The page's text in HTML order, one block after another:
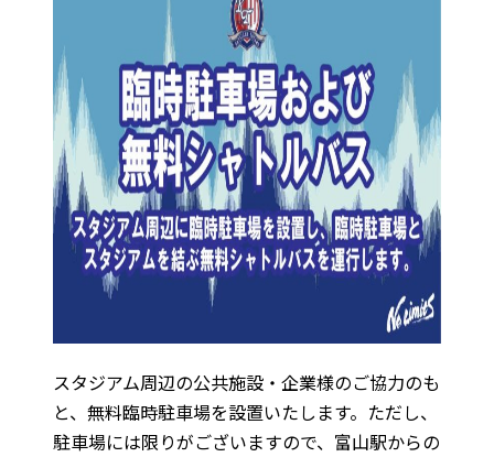
スタジアム周辺の公共施設・企業様のご協力のも
と、無料臨時駐車場を設置いたします。ただし、
駐車場には限りがございますので、富山駅からの